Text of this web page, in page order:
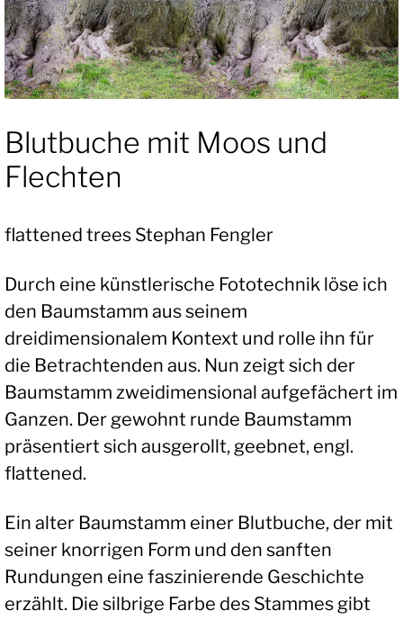
Blutbuche mit Moos und
Flechten
flattened trees Stephan Fengler
Durch eine künstlerische Fototechnik löse ich
den Baumstamm aus seinem
dreidimensionalem Kontext und rolle ihn für
die Betrachtenden aus. Nun zeigt sich der
Baumstamm zweidimensional aufgefächert im
Ganzen. Der gewohnt runde Baumstamm
präsentiert sich ausgerollt, geebnet, engl.
flattened.
Ein alter Baumstamm einer Blutbuche, der mit
seiner knorrigen Form und den sanften
Rundungen eine faszinierende Geschichte
erzählt. Die silbrige Farbe des Stammes gibt